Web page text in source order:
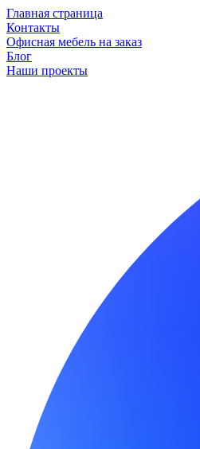
Главная страница
Контакты
Офисная мебель на заказ
Блог
Наши проекты